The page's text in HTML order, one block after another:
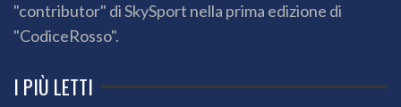
"contributor" di SkySport nella prima edizione di
"CodiceRosso".
I PIÙ LETTI